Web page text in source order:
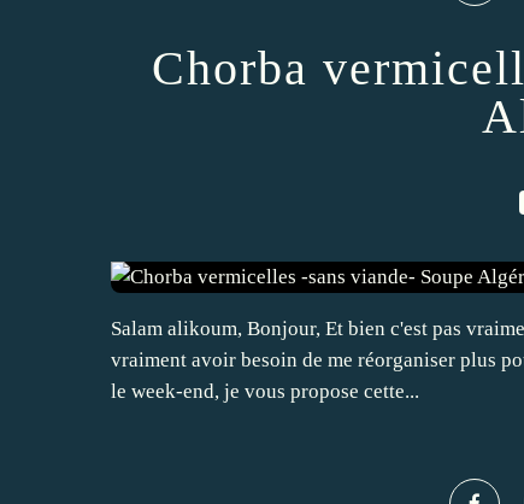
Chorba
Salam alikoum, Bonjour, Et bien c'est pas
vraiment avoir besoin de me réorganiser plus
le week-end, je vous propose cette...